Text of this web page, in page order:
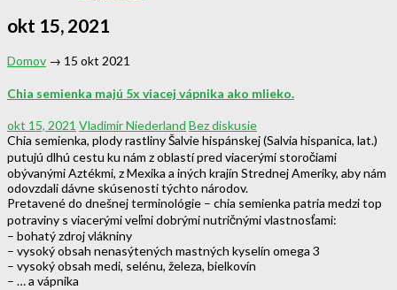
okt 15, 2021
Domov → 15 okt 2021
Chia semienka majú 5x viacej vápnika ako mlieko.
okt 15, 2021 Vladimír Niederland Bez diskusie
Chia semienka, plody rastliny Šalvie hispánskej (Salvia hispanica, lat.)
putujú dlhú cestu ku nám z oblastí pred viacerými storočiami
obývanými Aztékmi, z Mexika a iných krajín Strednej Ameriky, aby nám
odovzdali dávne skúsenosti týchto národov.
Pretavené do dnešnej terminológie – chia semienka patria medzi top
potraviny s viacerými veľmi dobrými nutričnými vlastnosťami:
– bohatý zdroj vlákniny
– vysoký obsah nenasýtených mastných kyselín omega 3
– vysoký obsah medi, selénu, železa, bielkovín
– … a vápnika